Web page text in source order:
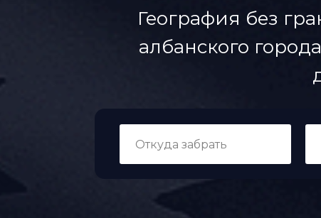
География без
албанского